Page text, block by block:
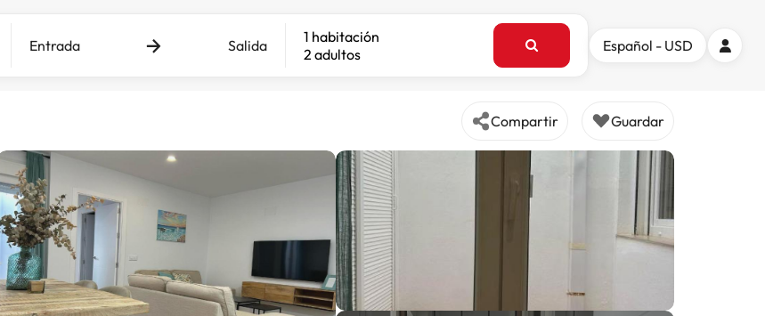
Entrada Salida
1 habitación
2 adultos
Español - USD
Compartir Guardar